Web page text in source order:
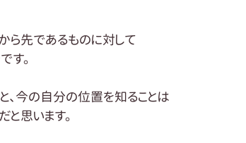
ら先であるものに対して
す。
、今の自分の位置を知ることは
思います。